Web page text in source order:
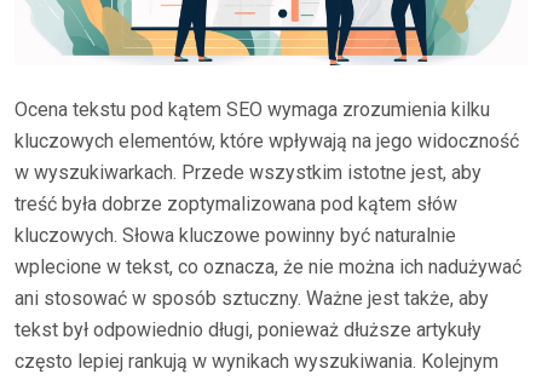
Ocena tekstu pod kątem SEO wymaga zrozumienia kilku
kluczowych elementów, które wpływają na jego widoczność
w wyszukiwarkach. Przede wszystkim istotne jest, aby
treść była dobrze zoptymalizowana pod kątem słów
kluczowych. Słowa kluczowe powinny być naturalnie
wplecione w tekst, co oznacza, że nie można ich nadużywać
ani stosować w sposób sztuczny. Ważne jest także, aby
tekst był odpowiednio długi, ponieważ dłuższe artykuły
często lepiej rankują w wynikach wyszukiwania. Kolejnym